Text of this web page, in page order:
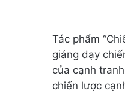
Tác phẩm
giảng dạy
của cạnh
chiến lược